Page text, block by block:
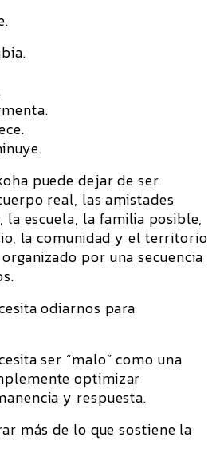
puede dejar de ser
real, las amistades
la escuela, la familia posible,
la comunidad y el territorio
por una secuencia
odiarnos para
ser “malo” como una
optimizar
y respuesta.
más de lo que sostiene la